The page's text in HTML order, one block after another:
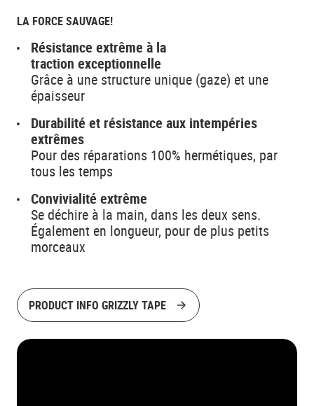
LA FORCE SAUVAGE!
Résistance extrême à la
traction exceptionnelle
Grâce à une structure unique (gaze) et une
épaisseur
Durabilité et résistance aux intempéries
extrêmes
Pour des réparations 100% hermétiques, par
tous les temps
Convivialité extrême
Se déchire à la main, dans les deux sens.
Également en longueur, pour de plus petits
morceaux
PRODUCT INFO GRIZZLY TAPE